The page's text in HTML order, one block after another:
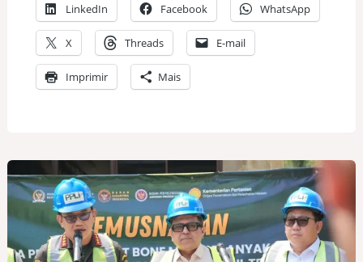
LinkedIn Facebook WhatsApp
X Threads E-mail
Imprimir Mais